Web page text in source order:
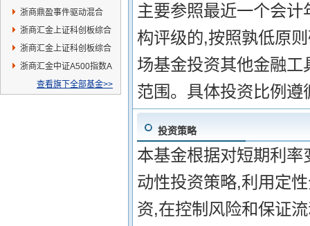
浙商鼎盈事件驱动混合
浙商汇金上证科创板综合
指数C
浙商汇金上证科创板综合
指数A
浙商汇金中证A500指数A
查看旗下全部基金>>
主要参照最近一个会
构评级的,按照孰低原
场基金投资其他金融
范围。具体投资比例
投资策略
本基金根据对短期利
动性投资策略,利用定
资,在控制风险和保证